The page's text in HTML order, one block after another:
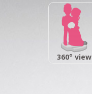
360° view